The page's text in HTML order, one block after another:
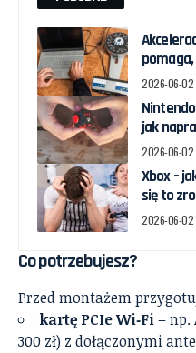
2026-06-02
jak
2026-06-02
Xbox –
się to
2026-06-02
Co potrzebujesz?
Przed montażem
kartę PCIe Wi‑Fi– np.
300 zł) z dołączonymi